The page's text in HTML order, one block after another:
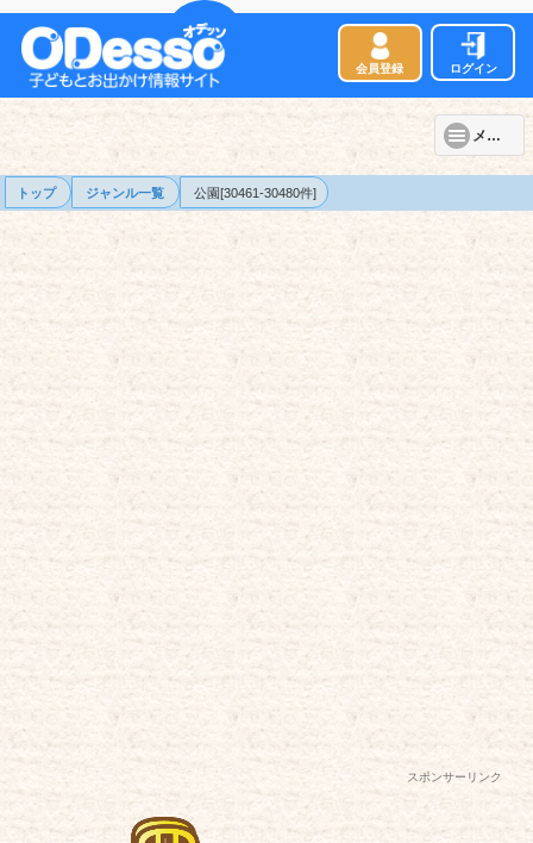
会員登録 ログイン
メニュー
トップ ジャンル一覧 公園[30461-30480件]
スポンサーリンク